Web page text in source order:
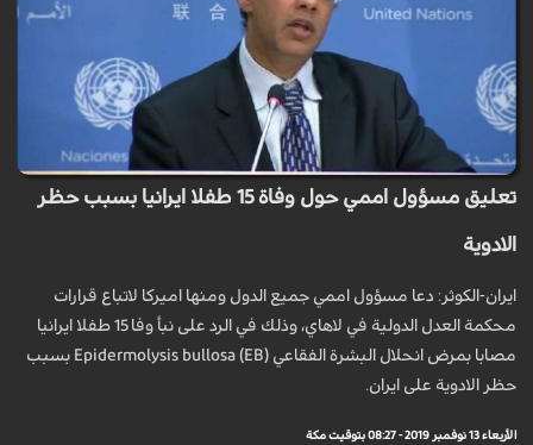
تعليق مسؤول اممي حول وفاة 15 طفلا ايرانيا بسبب حظر
الادوية
ايران-الكوثر: دعا مسؤول اممي جميع الدول ومنها اميركا لاتباع قرارات
محكمة العدل الدولية في لاهاي، وذلك في الرد على نبأ وفا 15 طفلا ايرانيا
مصابا بمرض انحلال البشرة الفقاعي Epidermolysis bullosa (EB) بسبب
حظر الادوية على ايران.
الأربعاء 13 نوفمبر 2019 - 08:27 بتوقيت مكة